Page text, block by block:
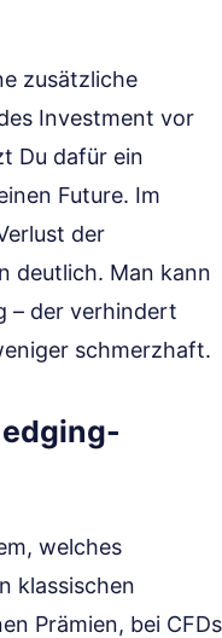
zusätzliche
Investment vor
Du dafür ein
Future. Im
der
deutlich. Man kann
– der verhindert
schmerzhaft.
welches
klassischen
Prämien, bei CFDs